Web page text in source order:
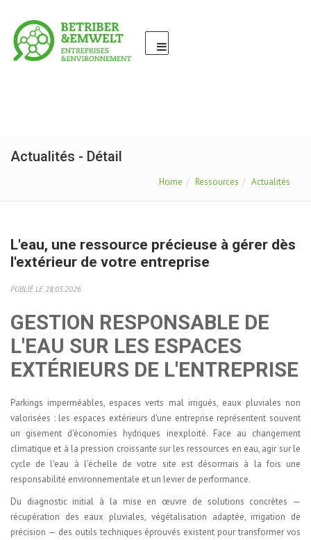
Actualités - Détail
Home Ressources Actualités
L'eau, une ressource précieuse à gérer dès
l'extérieur de votre entreprise
PUBLIÉ LE 28.05.2026
GESTION RESPONSABLE DE
L'EAU SUR LES ESPACES
EXTÉRIEURS DE L'ENTREPRISE
Parkings imperméables, espaces verts mal irrigués, eaux pluviales non
valorisées : les espaces extérieurs d'une entreprise représentent souvent
un gisement d'économies hydriques inexploité. Face au changement
climatique et à la pression croissante sur les ressources en eau, agir sur le
cycle de l'eau à l'échelle de votre site est désormais à la fois une
responsabilité environnementale et un levier de performance.
Du diagnostic initial à la mise en œuvre de solutions concrètes —
récupération des eaux pluviales, végétalisation adaptée, irrigation de
précision — des outils techniques éprouvés existent pour transformer vos